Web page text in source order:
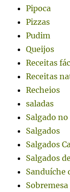
Pipoca
Pizzas
Pudim
Queijos
Receitas
Receitas
Recheios
saladas
Salgado
Salgados
Salgados
Salgados
Sanduíche
Sobremesa